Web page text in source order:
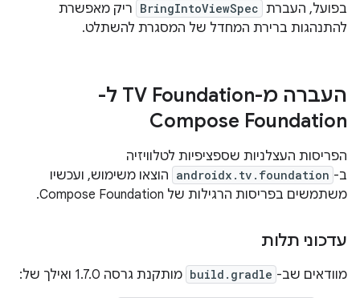
בפועל, העברת BringIntoViewSpec ריק מאפשרת
להתנהגות ברירת המחדל של המסגרת להשתלט.
העברה מ-TV Foundation ל-
Compose Foundation
הפריסות העצלניות שספציפיות לטלוויזיה
ב- androidx.tv.foundation הוצאו משימוש, ועכשיו
משתמשים בפריסות הרגילות של Compose Foundation.
עדכוני תלות
מוודאים שב- build.gradle מותקנת גרסה 1.7.0 ואילך של: